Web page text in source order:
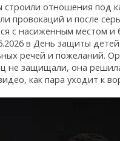
строили отношения под
провокаций и после
с насиженным местом и
в День защиты
речей и пожеланий.
не защищали, она
как пара уходит к